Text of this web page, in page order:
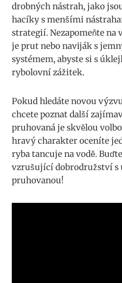
drobných nástrah, jako
hacíky s menšími
strategií. Nezapomeňte na
je prut nebo naviják s
systémem, abyste si s
rybolovní zážitek.
Pokud hledáte novou
chcete poznat další​
pruhovaná je⁣ skvělou
hravý ​charakter oceníte
ryba ​tancuje⁤ na vodě.
vzrušující dobrodružství s
pruhovanou!